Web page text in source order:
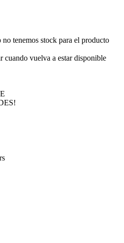
tenemos stock para el producto
cuando vuelva a estar disponible